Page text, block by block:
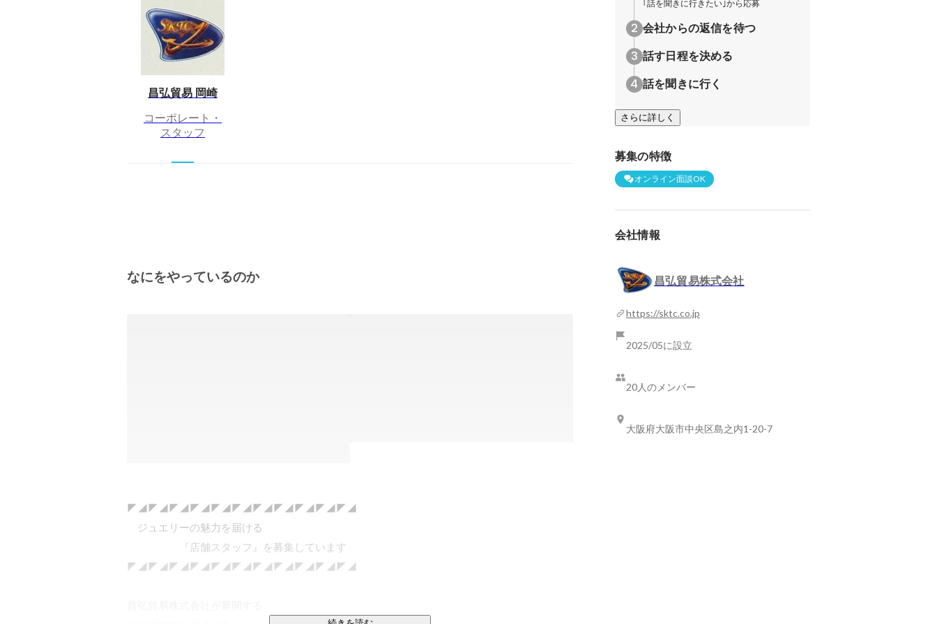
昌弘貿易 岡崎
コーポレート・
スタッフ
なにをやっているのか
◤◢◤◢◤◢◤◢◤◢◤◢◤◢◤◢◤◢◤◢◤◢
ジュエリーの魅力を届ける
『店舗スタッフ』を募集しています
◤◢◤◢◤◢◤◢◤◢◤◢◤◢◤◢◤◢◤◢◤◢
｢話を聞きに行きたい｣から応募
会社からの返信を待つ
話す日程を決める
話を聞きに行く
さらに詳しく
募集の特徴
オンライン面談OK
会社情報
昌弘貿易株式会社
https://sktc.co.jp
2025/05に設立
20人のメンバー
大阪府大阪市中央区島之内1-20-7